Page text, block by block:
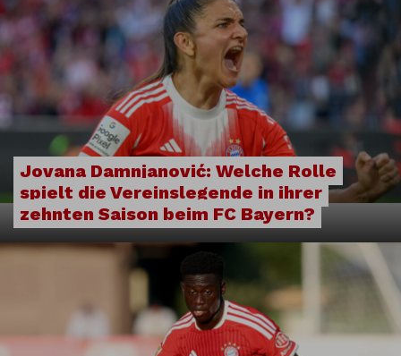
Jovana Damnjanović: Welche Rolle
spielt die Vereinslegende in ihrer
zehnten Saison beim FC Bayern?